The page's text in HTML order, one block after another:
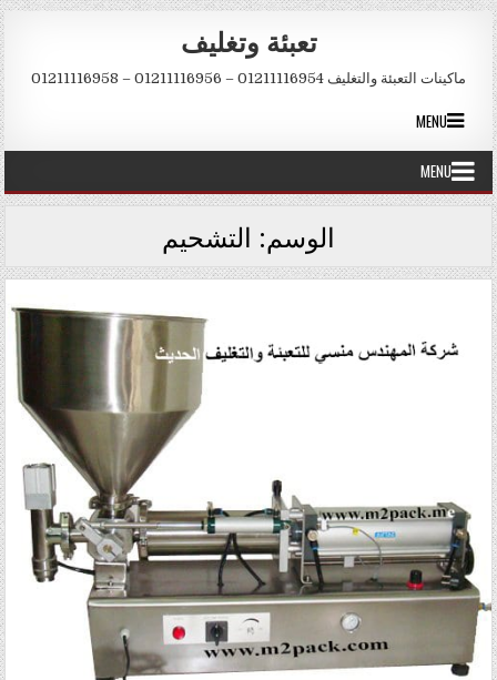
Skip to content
تعبئة وتغليف
ماكينات التعبئة والتغليف 01211116954 – 01211116956 – 01211116958
MENU
MENU
الوسم: التشحيم